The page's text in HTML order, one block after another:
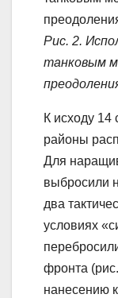
Рис. 2.
танковым
К исходу
районы
Для
выбросили
два
условиях
фронта
нанесению